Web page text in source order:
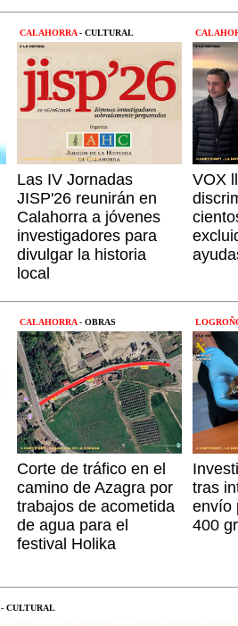
CALAHORRA- CULTURAL
Las IV Jornadas
JISP'26 reunirán en
Calahorra a jóvenes
investigadores para
divulgar la historia
local
VOX
CALAHORRA- OBRAS
Corte de tráfico en el
camino de Azagra por
trabajos de acometida
de agua para el
festival Holika
tras
envío
400
- CULTURAL